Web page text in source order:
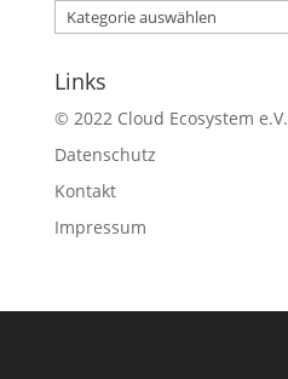
Kategorien
Links
© 2022 Cloud Ecosystem e.V.
Datenschutz
Kontakt
Impressum